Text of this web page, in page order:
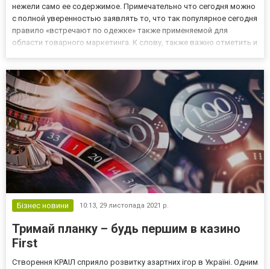
нежели само ее содержимое. Примечательно что сегодня можно
с полной уверенностью заявлять то, что так популярное сегодня
правило «встречают по одежке» также применяемой для
области товарного маркетинга. К слову, также важно отметить и
Бізнес новини 10:13, 29 листопада 2021 р.
Тримай планку – будь першим в казино
First
Створення КРАІЛ сприяло розвитку азартних ігор в Україні. Одним